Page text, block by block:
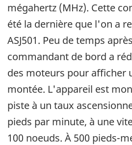
mégahertz (MHz). Cette
été la dernière que l'on a
ASJ501. Peu de temps
commandant de bord a
des moteurs pour afficher
montée. L'appareil est
piste à un taux
pieds par minute, à une
100 noeuds. À 500 pieds-